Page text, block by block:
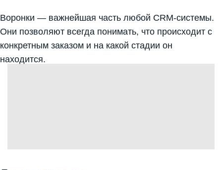
Воронки — важнейшая часть любой CRM-системы.
Они позволяют всегда понимать, что происходит с
конкретным заказом и на какой стадии он
находится.